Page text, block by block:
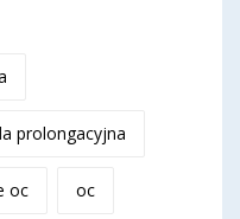
prolongacyjna
oc oc